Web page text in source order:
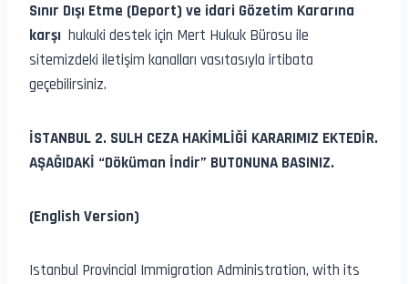
Sınır Dışı Etme (Deport) ve idari Gözetim Kararına
karşı hukuki destek için Mert Hukuk Bürosu ile
sitemizdeki iletişim kanalları vasıtasıyla irtibata
geçebilirsiniz.
İSTANBUL 2. SULH CEZA HAKİMLİĞİ KARARIMIZ EKTEDİR.
AŞAĞIDAKİ “Döküman İndir” BUTONUNA BASINIZ.
(English Version)
Istanbul Provincial Immigration Administration, with its